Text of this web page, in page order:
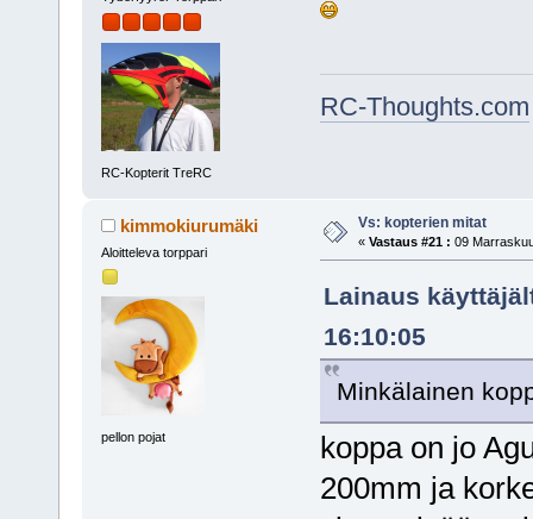
RC-Kopterit TreRC
RC-Thoughts.com
kimmokiurumäki
Aloitteleva torppari
pellon pojat
Vs: kopterien mitat
« Vastaus #21 : 09
Lainaus
16:10:05
Minkälainen
koppa on jo
200mm ja